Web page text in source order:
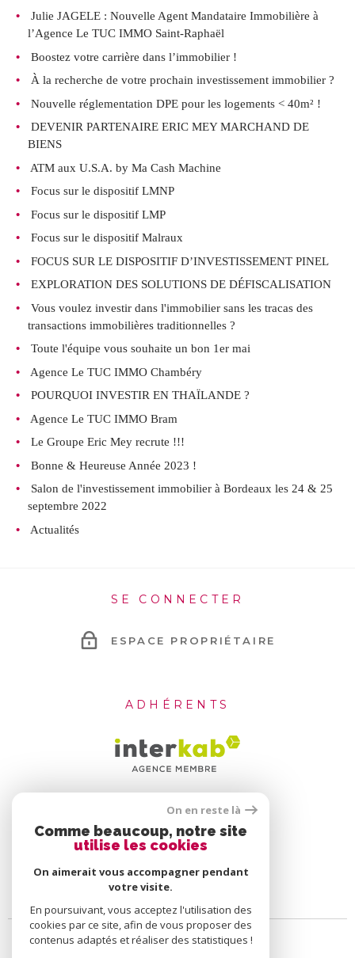
Julie JAGELE : Nouvelle Agent Mandataire Immobilière à
l’Agence Le TUC IMMO Saint-Raphaël
Boostez votre carrière dans l’immobilier !
À la recherche de votre prochain investissement immobilier ?
Nouvelle réglementation DPE pour les logements < 40m² !
DEVENIR PARTENAIRE ERIC MEY MARCHAND DE
BIENS
ATM aux U.S.A. by Ma Cash Machine
Focus sur le dispositif LMNP
Focus sur le dispositif LMP
Focus sur le dispositif Malraux
FOCUS SUR LE DISPOSITIF D’INVESTISSEMENT PINEL
EXPLORATION DES SOLUTIONS DE DÉFISCALISATION
Vous voulez investir dans l'immobilier sans les tracas des
transactions immobilières traditionnelles ?
Toute l'équipe vous souhaite un bon 1er mai
Agence Le TUC IMMO Chambéry
POURQUOI INVESTIR EN THAÏLANDE ?
Agence Le TUC IMMO Bram
Le Groupe Eric Mey recrute !!!
Bonne & Heureuse Année 2023 !
Salon de l'investissement immobilier à Bordeaux les 24 & 25
septembre 2022
Actualités
SE CONNECTER
ESPACE PROPRIÉTAIRE
ADHÉRENTS
On en reste là
Comme beaucoup, notre site
utilise les cookies
On aimerait vous accompagner pendant
votre visite.
En poursuivant, vous acceptez l'utilisation des
cookies par ce site, afin de vous proposer des
contenus adaptés et réaliser des statistiques !